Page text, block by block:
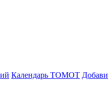
Календарь ТОМОТ